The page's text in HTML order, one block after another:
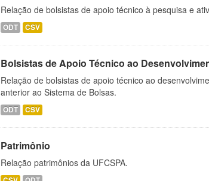
Relação de bolsistas de apoio técnico à pesquisa e
ODT CSV
Bolsistas de Apoio Técnico ao
Relação de bolsistas de apoio técnico ao
anterior ao Sistema de Bolsas.
ODT CSV
Patrimônio
Relação patrimônios da UFCSPA.